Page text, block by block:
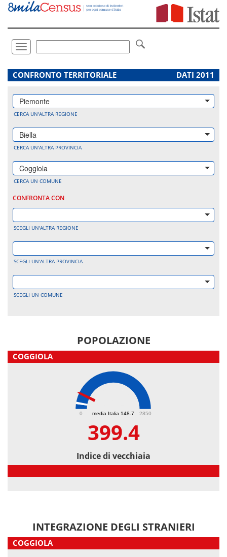
Vai
direttamente
Toggle
navigation
.
CONFRONTO TERRITORIALE DATI 2011
Piemonte
CERCA UN'ALTRA REGIONE
Biella
CERCA UN'ALTRA PROVINCIA
Coggiola
CERCA UN COMUNE
CONFRONTA CON
SCEGLI UN'ALTRA REGIONE
SCEGLI UN'ALTRA PROVINCIA
SCEGLI UN COMUNE
POPOLAZIONE
COGGIOLA
media Italia 148.7
0 2850
399.4
Indice di vecchiaia
INTEGRAZIONE DEGLI STRANIERI
COGGIOLA